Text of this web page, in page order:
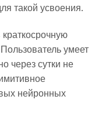
такой усвоения.
умеет
через сутки не
нейронных